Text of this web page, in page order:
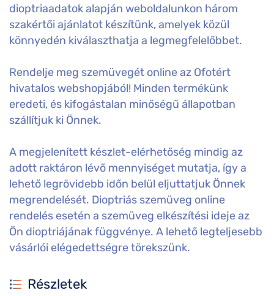
dioptriaadatok alapján weboldalunkon három
szakértői ajánlatot készítünk, amelyek közül
könnyedén kiválaszthatja a legmegfelelőbbet.
Rendelje meg szemüvegét online az Ofotért
hivatalos webshopjából! Minden termékünk
eredeti, és kifogástalan minőségű állapotban
szállítjuk ki Önnek.
A megjelenített készlet-elérhetőség mindig az
adott raktáron lévő mennyiséget mutatja, így a
lehető legrövidebb időn belül eljuttatjuk Önnek
megrendelését. Dioptriás szemüveg online
rendelés esetén a szemüveg elkészítési ideje az
Ön dioptriájának függvénye. A lehető legteljesebb
vásárlói elégedettségre törekszünk.
Részletek